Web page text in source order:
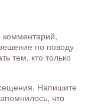
комментарий,
по поводу
тем, кто только
Напишите
что